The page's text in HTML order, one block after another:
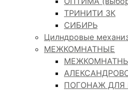
ТРИНИТИ 3К
СИБИРЬ
Цилндровые
МЕЖКОМНАТНЫЕ
ПОГОНАЖ